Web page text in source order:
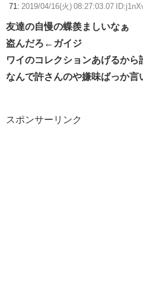
71: 2019/04/16(火) 08:27:03.07
友達の自慢の蝶羨ましいなぁ
盗んだろ←ガイジ
ワイのコレクションあげるから
なんで許さんのや嫌味ばっか
スポンサーリンク